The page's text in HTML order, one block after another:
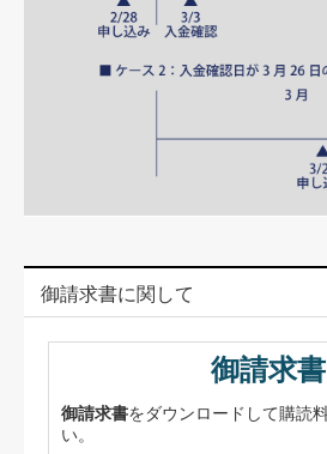
御請求書に関して
御請求書
御請求書をダウンロードして購読
い。